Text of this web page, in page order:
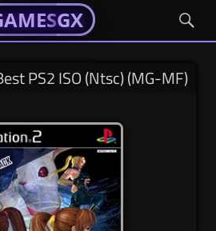
GX
PS2 ISO (Ntsc) (MG-MF)